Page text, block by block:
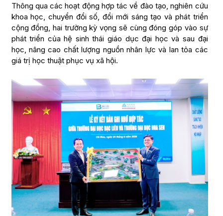
Thông qua các hoạt động hợp tác về đào tạo, nghiên cứu
khoa học, chuyển đổi số, đổi mới sáng tạo và phát triển
cộng đồng, hai trường kỳ vọng sẽ cùng đóng góp vào sự
phát triển của hệ sinh thái giáo dục đại học và sau đại
học, nâng cao chất lượng nguồn nhân lực và lan tỏa các
giá trị học thuật phục vụ xã hội.